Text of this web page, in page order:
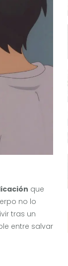
que
no lo
tras un
entre salvar